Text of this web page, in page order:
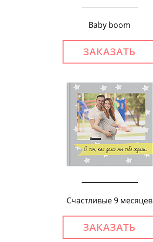
Baby boom
ЗАКАЗАТЬ
Счастливые 9 месяцев
ЗАКАЗАТЬ